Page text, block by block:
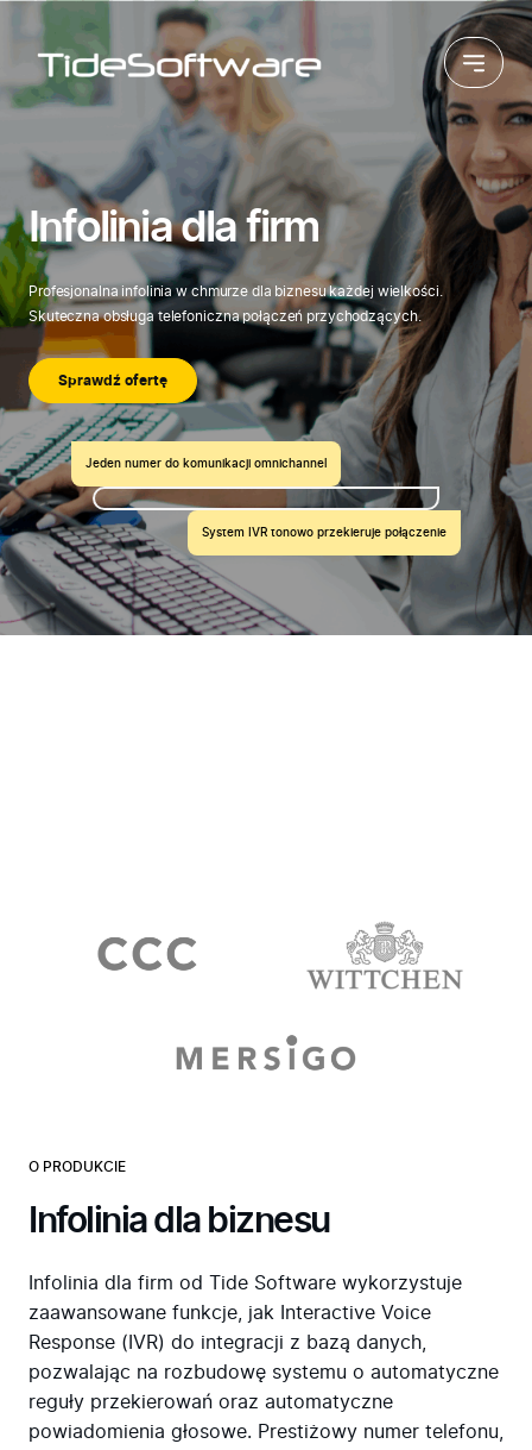
Przejdź do treści
Infolinia dla firm
Profesjonalna infolinia w chmurze dla biznesu każdej wielkości.
Skuteczna obsługa telefoniczna połączeń przychodzących.
Sprawdź ofertę
Jeden numer do komunikacji omnichannel
System IVR tonowo przekieruje połączenie
O PRODUKCIE
Infolinia dla biznesu
Infolinia dla firm od Tide Software wykorzystuje
zaawansowane funkcje, jak Interactive Voice
Response (IVR) do integracji z bazą danych,
pozwalając na rozbudowę systemu o automatyczne
reguły przekierowań oraz automatyczne
powiadomienia głosowe. Prestiżowy numer telefonu,